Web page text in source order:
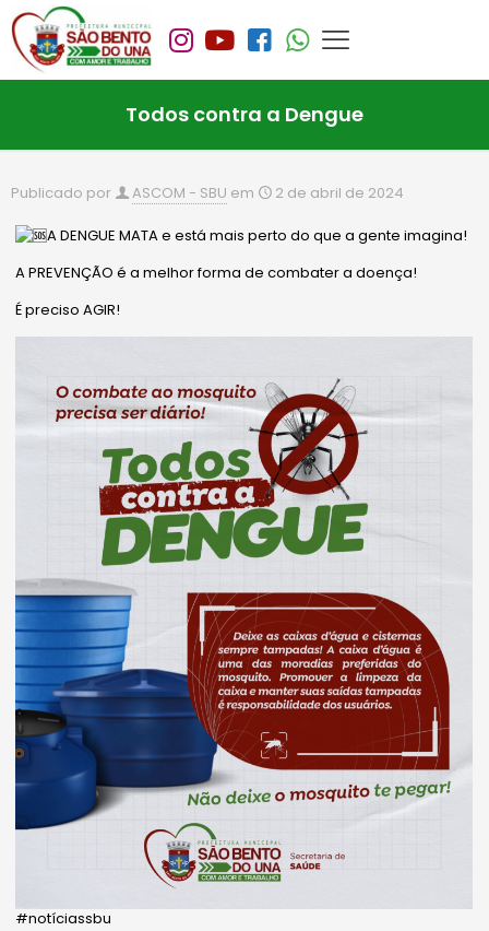
Todos contra a Dengue
Publicado por ASCOM - SBU em 2 de abril de 2024
A DENGUE MATA e está mais perto do que a gente imagina!
A PREVENÇÃO é a melhor forma de combater a doença!
É preciso AGIR!
#notíciassbu